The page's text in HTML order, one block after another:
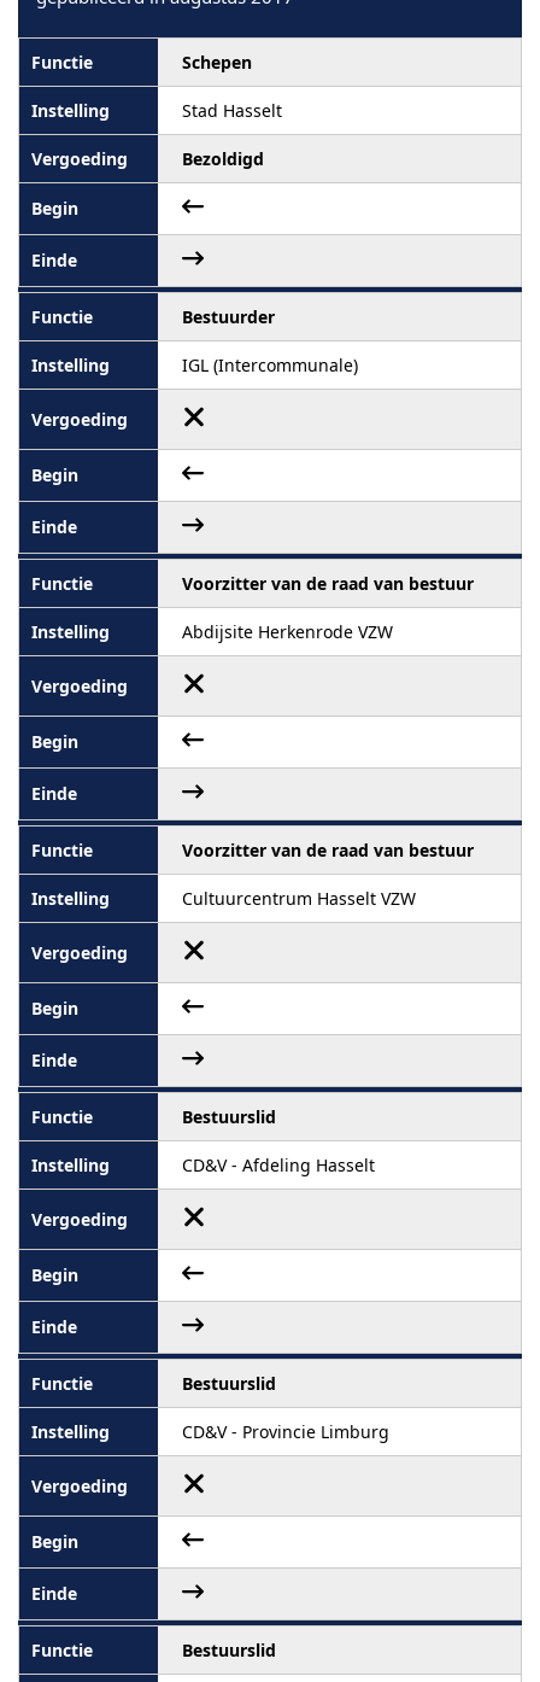
Schepen
Stad Hasselt
Bezoldigd
Bestuurder
IGL (Intercommunale)
Voorzitter van de raad van bestuur
Abdijsite Herkenrode VZW
Voorzitter van de raad van bestuur
Cultuurcentrum Hasselt VZW
Bestuurslid
CD&V - Afdeling Hasselt
Bestuurslid
CD&V - Provincie Limburg
Bestuurslid